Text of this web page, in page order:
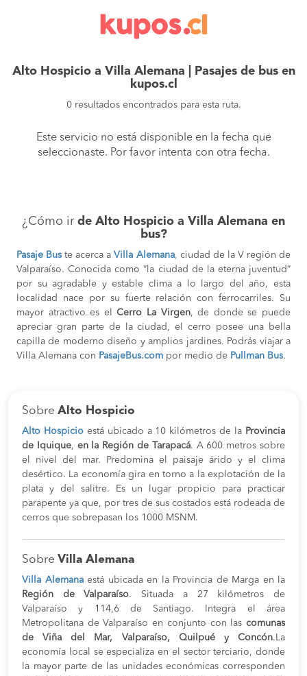
Alto Hospicio a Villa Alemana | Pasajes de bus en
kupos.cl
0 resultados encontrados para esta ruta.
Este servicio no está disponible en la fecha que
seleccionaste. Por favor intenta con otra fecha.
¿Cómo ir de Alto Hospicio a Villa Alemana en
bus?
Pasaje Bus te acerca aVilla Alemana, ciudad de la V región de
Valparaíso. Conocida como “la ciudad de la eterna juventud”
por su agradable y estable clima a lo largo del año, esta
localidad nace por su fuerte relación con ferrocarriles. Su
mayor atractivo es elCerro La Virgen, de donde se puede
apreciar gran parte de la ciudad, el cerro posee una bella
capilla de moderno diseño y amplios jardines. Podrás viajar a
Villa Alemana con PasajeBus.com por medio de Pullman Bus.
Sobre Alto Hospicio
Alto Hospicioestá ubicado a 10 kilómetros de la Provincia
de Iquique, en la Región de Tarapacá. A 600 metros sobre
el nivel del mar. Predomina el paisaje árido y el clima
desértico. La economía gira en torno a la explotación de la
plata y del salitre. Es un lugar propicio para practicar
parapente ya que, por tres de sus costados está rodeada de
cerros que sobrepasan los 1000 MSNM.
Sobre Villa Alemana
Villa Alemanaestá ubicada en la Provincia de Marga en la
Región de Valparaíso. Situada a 27 kilómetros de
Valparaíso y 114,6 de Santiago. Integra el área
Metropolitana de Valparaíso en conjunto con las comunas
de Viña del Mar, Valparaíso, Quilpué y Concón.La
economía local se especializa en el sector terciario, donde
la mayor parte de las unidades económicas corresponden